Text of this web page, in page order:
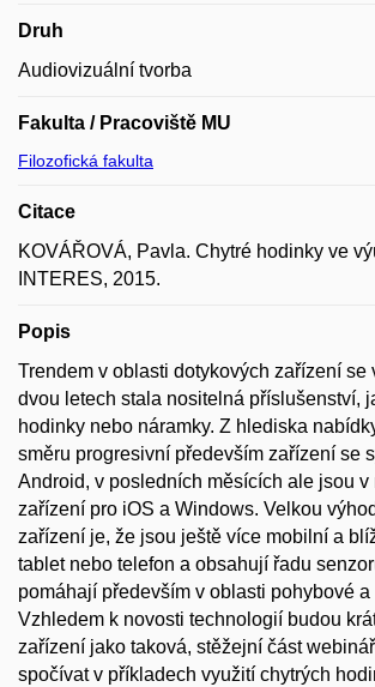
Druh
Audiovizuální tvorba
Fakulta / Pracoviště MU
Filozofická fakulta
Citace
KOVÁŘOVÁ, Pavla. Chytré hodinky ve
INTERES, 2015.
Popis
Trendem v oblasti dotykových zařízení se
dvou letech stala nositelná příslušenství,
hodinky nebo náramky. Z hlediska
směru progresivní především zařízení se
Android, v posledních měsících ale jsou v
zařízení pro iOS a Windows. Velkou
zařízení je, že jsou ještě více mobilní a
tablet nebo telefon a obsahují řadu
pomáhají především v oblasti pohybové
Vzhledem k novosti technologií budou
zařízení jako taková, stěžejní část
spočívat v příkladech využití chytrých